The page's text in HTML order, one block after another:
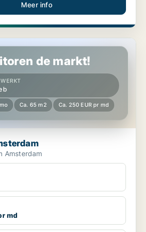
Meer info
de markt!
Ca. 65 m2 Ca. 250 EUR pr md
Amsterdam
md